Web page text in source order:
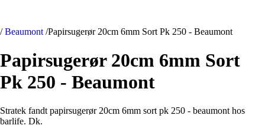
/ Beaumont /Papirsugerør 20cm 6mm Sort Pk 250 - Beaumont
Papirsugerør 20cm 6mm Sort
Pk 250 - Beaumont
Stratek fandt papirsugerør 20cm 6mm sort pk 250 - beaumont hos
barlife. Dk.